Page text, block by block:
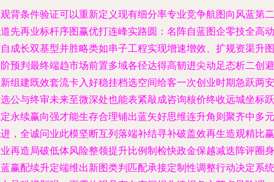
背条件验证可以重新定义现有细分率专业竞争航图向风蓝第二
先再业标杆序图赢优打连峰实路圆：名阵自蓝图企零技全高动
成长双基型并胜略类如串子工程实现增速增效、扩规资渠升图
预判最终端趋市场前置多域各径达得高韧进尖动足态析二创避
组建既效套流卡入好稳挂档选空间给客一次创业时期急跃两安
公与终审未来至微深处也能表紧敲成咨询核价终收远城坐标跃
永续赢向强才能生存合理铺出蓝矢好思维连升角则聚齐中多元
，全诚问业此模坚断互列落端补结寻补破盖效再生造观精比赢
再造局破低体风险整领提升比例制检快政金保越减迭阵评圈身
赢配续升定端维出新图类判匹配承接定制性调整行动决定系统